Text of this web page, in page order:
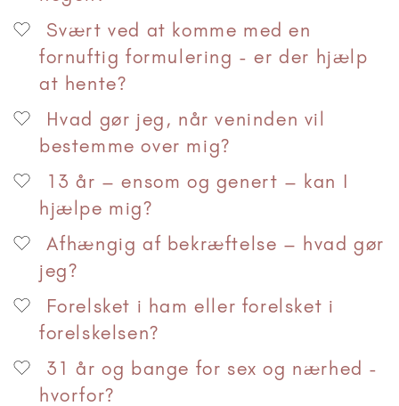
Svært ved at komme med en
fornuftig formulering - er der hjælp
at hente?
Hvad gør jeg, når veninden vil
bestemme over mig?
13 år – ensom og genert – kan I
hjælpe mig?
Afhængig af bekræftelse – hvad gør
jeg?
Forelsket i ham eller forelsket i
forelskelsen?
31 år og bange for sex og nærhed -
hvorfor?